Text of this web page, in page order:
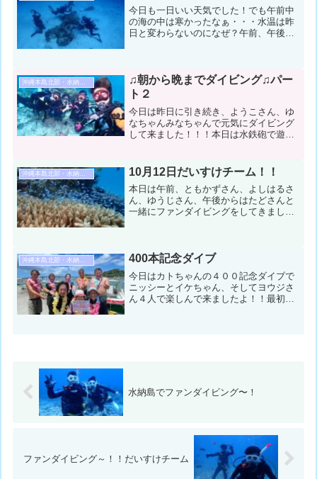
今日も一日いい天気でした！でも午前中
の海の中は寒かったなぁ・・・水温は昨
日と変わらないのになぜ？午前、午後で
部の海を満喫しに行き...
沖縄本島北部・水納島・瀬底島ダイビング
♫朝から晩までダイビング♫パー
ト２
今日は昨日に引き続き、ようこさん、ゆ
なちゃんみなちゃんで元気にダイビング
して来ました！！！本日は水鉄砲で遊ん
ビナゴさんにやられて終了となりまし
た〜🤗コンディション＆デー...
沖縄本島北部・水納島・瀬底島ダイビング 10月12日だいすけチーム！！
本日は午前、ともかずさん、よしはるさ
ん、ゆうじさん、午後からはたどさんと
一緒にファンダイビングをしてきました
ツ：ウェットスーツ 担...
沖縄本島北部・水納島・瀬底島ダイビング 400本記念ダイブ
今日はカトちゃんの４００記念ダイブで
ニッシーとイケちゃん、そしてヨウジさ
ん４人で楽しんで来ましたよ！！最初は
水納島でファンダイビング〜！
ファンダイビング～！！だいすけチーム